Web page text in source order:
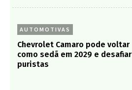
AUTOMOTIVAS
Chevrolet Camaro pode voltar
como sedã em 2029 e desafiar
puristas